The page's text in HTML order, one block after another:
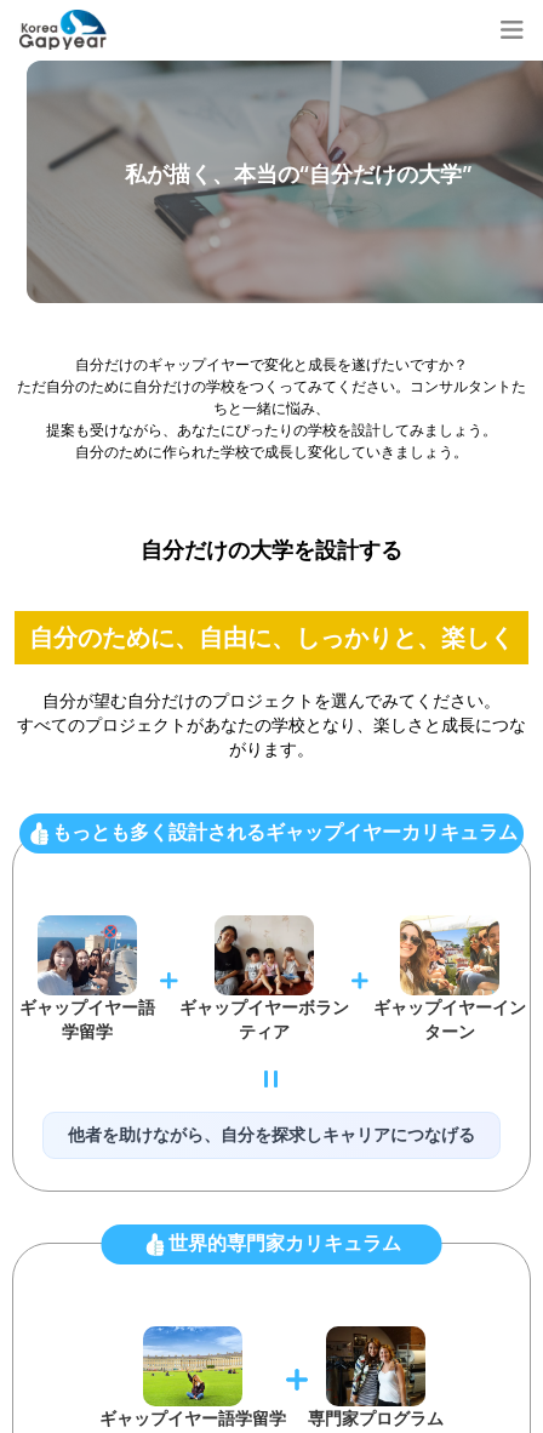
私が描く、本当の“自分だけの大学”
自分だけのギャップイヤーで変化と成長を遂げたいですか？
ただ自分のために自分だけの学校をつくってみてください。コンサルタントた
ちと一緒に悩み、
提案も受けながら、あなたにぴったりの学校を設計してみましょう。
自分のために作られた学校で成長し変化していきましょう。
自分だけの大学を設計する
自分のために、自由に、しっかりと、楽しく
自分が望む自分だけのプロジェクトを選んでみてください。
すべてのプロジェクトがあなたの学校となり、楽しさと成長につな
がります。
もっとも多く設計されるギャップイヤーカリキュラム
ギャップイヤー語
学留学
ギャップイヤーボラン
ティア
ギャップイヤーイン
ターン
他者を助けながら、自分を探求しキャリアにつなげる
世界的専門家カリキュラム
ギャップイヤー語学留学 専門家プログラム